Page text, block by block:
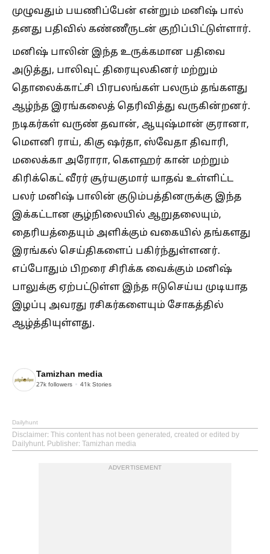
முழுவதும் பயணிப்பேன் என்றும் மனிஷ் பால்
தனது பதிவில் கண்ணீருடன் குறிப்பிட்டுள்ளார்.
மனிஷ் பாலின் இந்த உருக்கமான பதிவை
அடுத்து, பாலிவுட் திரையுலகினர் மற்றும்
தொலைக்காட்சி பிரபலங்கள் பலரும் தங்களது
ஆழ்ந்த இரங்கலைத் தெரிவித்து வருகின்றனர்.
நடிகர்கள் வருண் தவான், ஆயுஷ்மான் குரானா,
மௌனி ராய், கிகு ஷர்தா, ஸ்வேதா திவாரி,
மலைக்கா அரோரா, கௌஹர் கான் மற்றும்
கிரிக்கெட் வீரர் சூர்யகுமார் யாதவ் உள்ளிட்ட
பலர் மனிஷ் பாலின் குடும்பத்தினருக்கு இந்த
இக்கட்டான சூழ்நிலையில் ஆறுதலையும்,
தைரியத்தையும் அளிக்கும் வகையில் தங்களது
இரங்கல் செய்திகளைப் பகிர்ந்துள்ளனர்.
எப்போதும் பிறரை சிரிக்க வைக்கும் மனிஷ்
பாலுக்கு ஏற்பட்டுள்ள இந்த ஈடுசெய்ய முடியாத
இழப்பு அவரது ரசிகர்களையும் சோகத்தில்
ஆழ்த்தியுள்ளது.
Tamizhan media
27k followers 41k Stories
Dailyhunt
Disclaimer: This content has not been generated, created or edited by
Dailyhunt. Publisher: Tamizhan media
ADVERTISEMENT